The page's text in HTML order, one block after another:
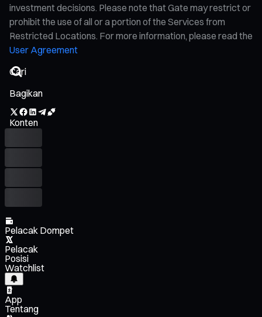
investment decisions. Please note that Gate may restrict or
prohibit the use of all or a portion of the Services from
Restricted Locations. For more information, please read the
User Agreement
Bagikan
Konten
Pelacak Dompet
Pelacak
Posisi
Watchlist
App
Tentang